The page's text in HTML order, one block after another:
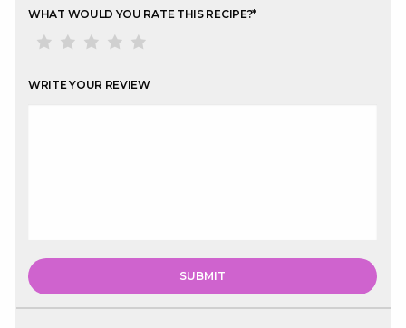
WHAT WOULD YOU RATE THIS RECIPE?*
WRITE YOUR REVIEW